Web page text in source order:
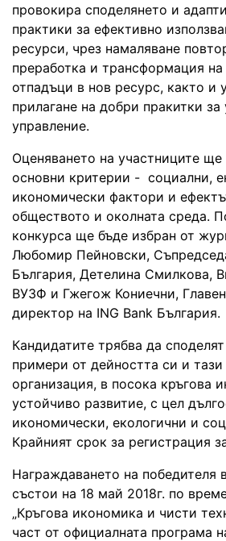
провокира споделянето и
практики за ефективно
ресурси, чрез намаляване
преработка и трансформация
отпадъци в нов ресурс, както и
прилагане на добри пракитки за
управление.
Оценяването на участниците ще
основни критерии - социални,
икономически фактори и
обществото и околната среда.
конкурса ще бъде избран от
Любомир Пейновски,
България, Детелина Смилкова,
ВУЗФ и Гжегож Кониечни,
директор на ING Bank България.
Кандидатите трябва да
примери от дейността си и тази
организация, в посока кръгова
устойчиво развитие, с цел
икономически, екологични и
Крайният срок за регистрация
Награждаването на победителя
състои на 18 май 2018г. по
„Кръгова икономика и чисти
част от официалната програма